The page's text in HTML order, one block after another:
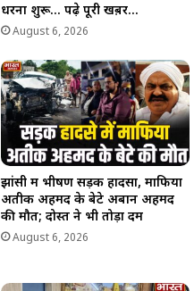
धरना शुरू… पढ़े पूरी खब़र…
August 6, 2026
झांसी में भीषण सड़क हादसा, माफिया
अतीक अहमद के बेटे अबान अहमद
की मौत; दोस्त ने भी तोड़ा दम
August 6, 2026